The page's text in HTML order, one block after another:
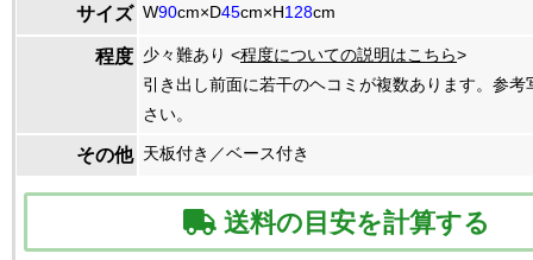
サイズ W90cm×D45cm×H128cm
程度 少々難あり <程度についての説明はこちら>
引き出し前面に若干のヘコミが複数あります。参考
さい。
その他 天板付き／ベース付き
送料の目安を計算する